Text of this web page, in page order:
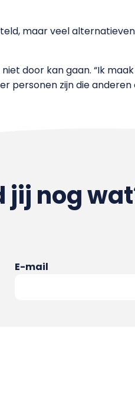
maar veel
door kan gaan. “Ik
personen zijn die
jij nog
E-mail